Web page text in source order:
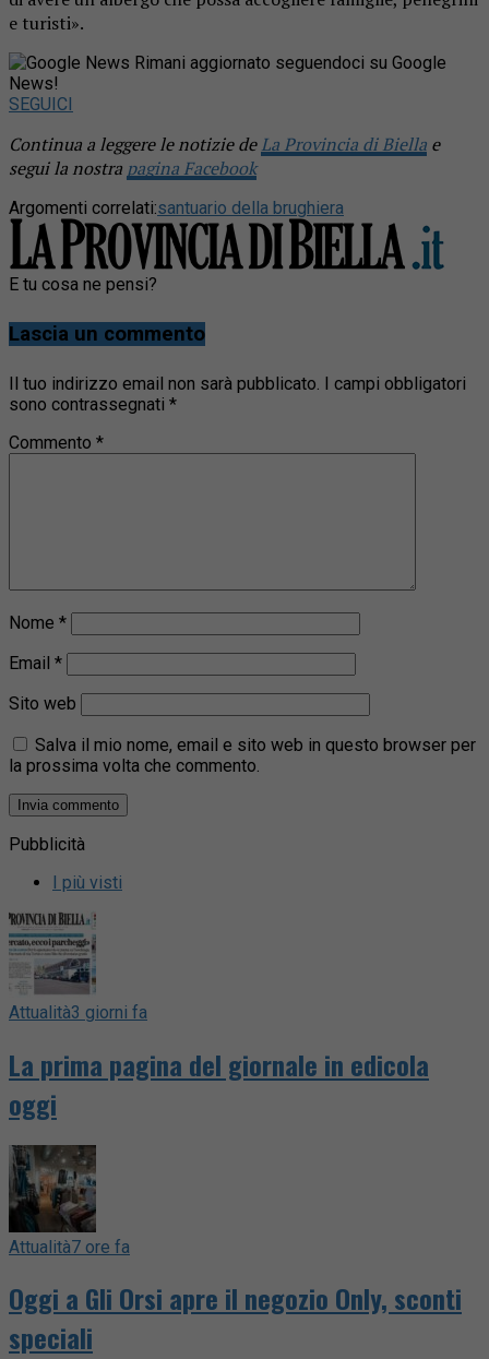
e turisti».
Rimani aggiornato seguendoci su Google
News!
SEGUICI
Continua a leggere le notizie deLa Provincia di Biella e
segui la nostra pagina Facebook
Argomenti correlati:santuario della brughiera
E tu cosa ne pensi?
Lascia un commento
Il tuo indirizzo email non sarà pubblicato. I campi obbligatori
sono contrassegnati *
Commento *
Nome *
Email *
Sito web
Salva il mio nome, email e sito web in questo browser per
la prossima volta che commento.
Pubblicità
I più visti
Attualità3 giorni fa
La prima pagina del giornale in edicola
oggi
Attualità7 ore fa
Oggi a Gli Orsi apre il negozio Only, sconti
speciali